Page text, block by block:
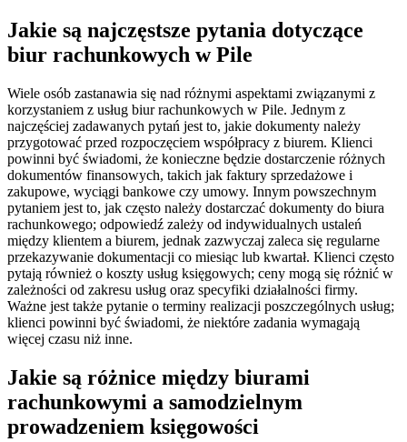
Jakie są najczęstsze pytania dotyczące
biur rachunkowych w Pile
Wiele osób zastanawia się nad różnymi aspektami związanymi z
korzystaniem z usług biur rachunkowych w Pile. Jednym z
najczęściej zadawanych pytań jest to, jakie dokumenty należy
przygotować przed rozpoczęciem współpracy z biurem. Klienci
powinni być świadomi, że konieczne będzie dostarczenie różnych
dokumentów finansowych, takich jak faktury sprzedażowe i
zakupowe, wyciągi bankowe czy umowy. Innym powszechnym
pytaniem jest to, jak często należy dostarczać dokumenty do biura
rachunkowego; odpowiedź zależy od indywidualnych ustaleń
między klientem a biurem, jednak zazwyczaj zaleca się regularne
przekazywanie dokumentacji co miesiąc lub kwartał. Klienci często
pytają również o koszty usług księgowych; ceny mogą się różnić w
zależności od zakresu usług oraz specyfiki działalności firmy.
Ważne jest także pytanie o terminy realizacji poszczególnych usług;
klienci powinni być świadomi, że niektóre zadania wymagają
więcej czasu niż inne.
Jakie są różnice między biurami
rachunkowymi a samodzielnym
prowadzeniem księgowości